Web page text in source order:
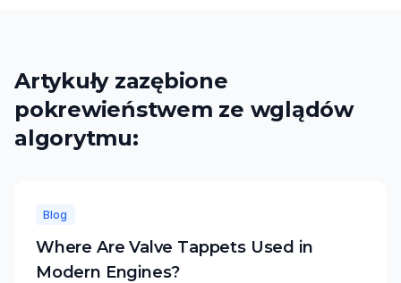
Artykuły zazębione
pokrewieństwem ze wglądów
algorytmu:
Blog
Where Are Valve Tappets Used in
Modern Engines?